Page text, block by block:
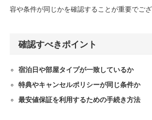
容や条件が同じかを確認することが重要でござ
確認すべきポイント
宿泊日や部屋タイプが一致しているか
特典やキャンセルポリシーが同じ条件か
最安値保証を利用するための手続き方法